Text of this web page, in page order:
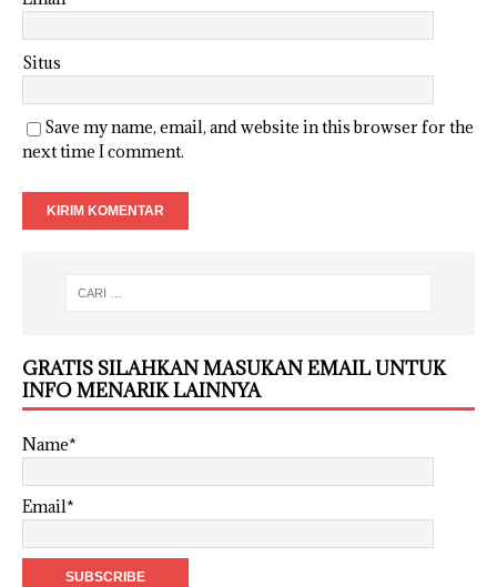
Situs
Save my name, email, and website in this browser for the
next time I comment.
GRATIS SILAHKAN MASUKAN EMAIL UNTUK
INFO MENARIK LAINNYA
Name*
Email*